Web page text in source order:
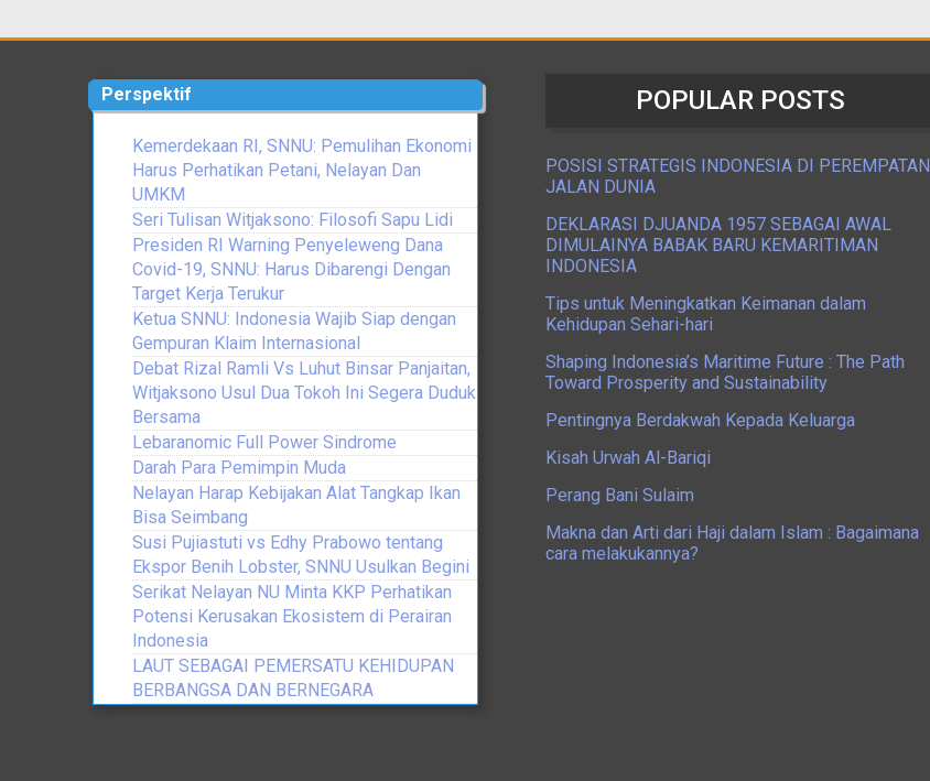
Perspektif
Kemerdekaan RI, SNNU: Pemulihan Ekonomi
Harus Perhatikan Petani, Nelayan Dan
UMKM
Seri Tulisan Witjaksono: Filosofi Sapu Lidi
Presiden RI Warning Penyeleweng Dana
Covid-19, SNNU: Harus Dibarengi Dengan
Target Kerja Terukur
Ketua SNNU: Indonesia Wajib Siap dengan
Gempuran Klaim Internasional
Debat Rizal Ramli Vs Luhut Binsar Panjaitan,
Witjaksono Usul Dua Tokoh Ini Segera Duduk
Bersama
Lebaranomic Full Power Sindrome
Darah Para Pemimpin Muda
Nelayan Harap Kebijakan Alat Tangkap Ikan
Bisa Seimbang
Susi Pujiastuti vs Edhy Prabowo tentang
Ekspor Benih Lobster, SNNU Usulkan Begini
Serikat Nelayan NU Minta KKP Perhatikan
Potensi Kerusakan Ekosistem di Perairan
Indonesia
LAUT SEBAGAI PEMERSATU KEHIDUPAN
BERBANGSA DAN BERNEGARA
POPULAR POSTS
POSISI STRATEGIS INDONESIA DI PEREMPATAN
JALAN DUNIA
DEKLARASI DJUANDA 1957 SEBAGAI AWAL
DIMULAINYA BABAK BARU KEMARITIMAN
INDONESIA
Tips untuk Meningkatkan Keimanan dalam
Kehidupan Sehari-hari
Shaping Indonesia’s Maritime Future : The Path
Toward Prosperity and Sustainability
Pentingnya Berdakwah Kepada Keluarga
Kisah Urwah Al-Bariqi
Perang Bani Sulaim
Makna dan Arti dari Haji dalam Islam : Bagaimana
cara melakukannya?